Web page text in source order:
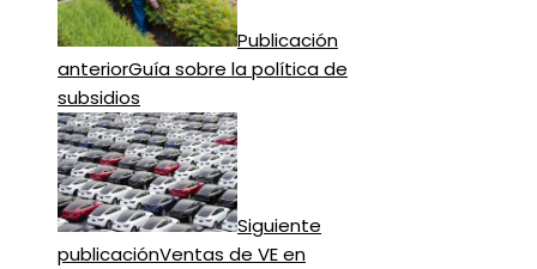
Publicación
anteriorGuía sobre la política de
subsidios
Siguiente
publicaciónVentas de VE en